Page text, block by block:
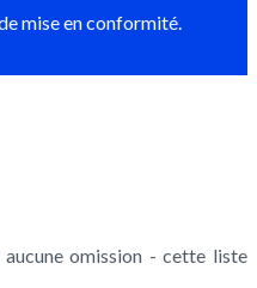
mise en conformité.
omission - cette liste